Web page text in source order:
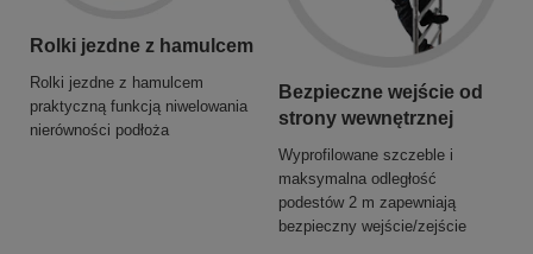
Rolki jezdne z hamulcem
Rolki jezdne z hamulcem
praktyczną funkcją niwelowania
nierówności podłoża
Bezpieczne wejście od
strony wewnętrznej
Wyprofilowane szczeble i
maksymalna odległość
podestów 2 m zapewniają
bezpieczny wejście/zejście